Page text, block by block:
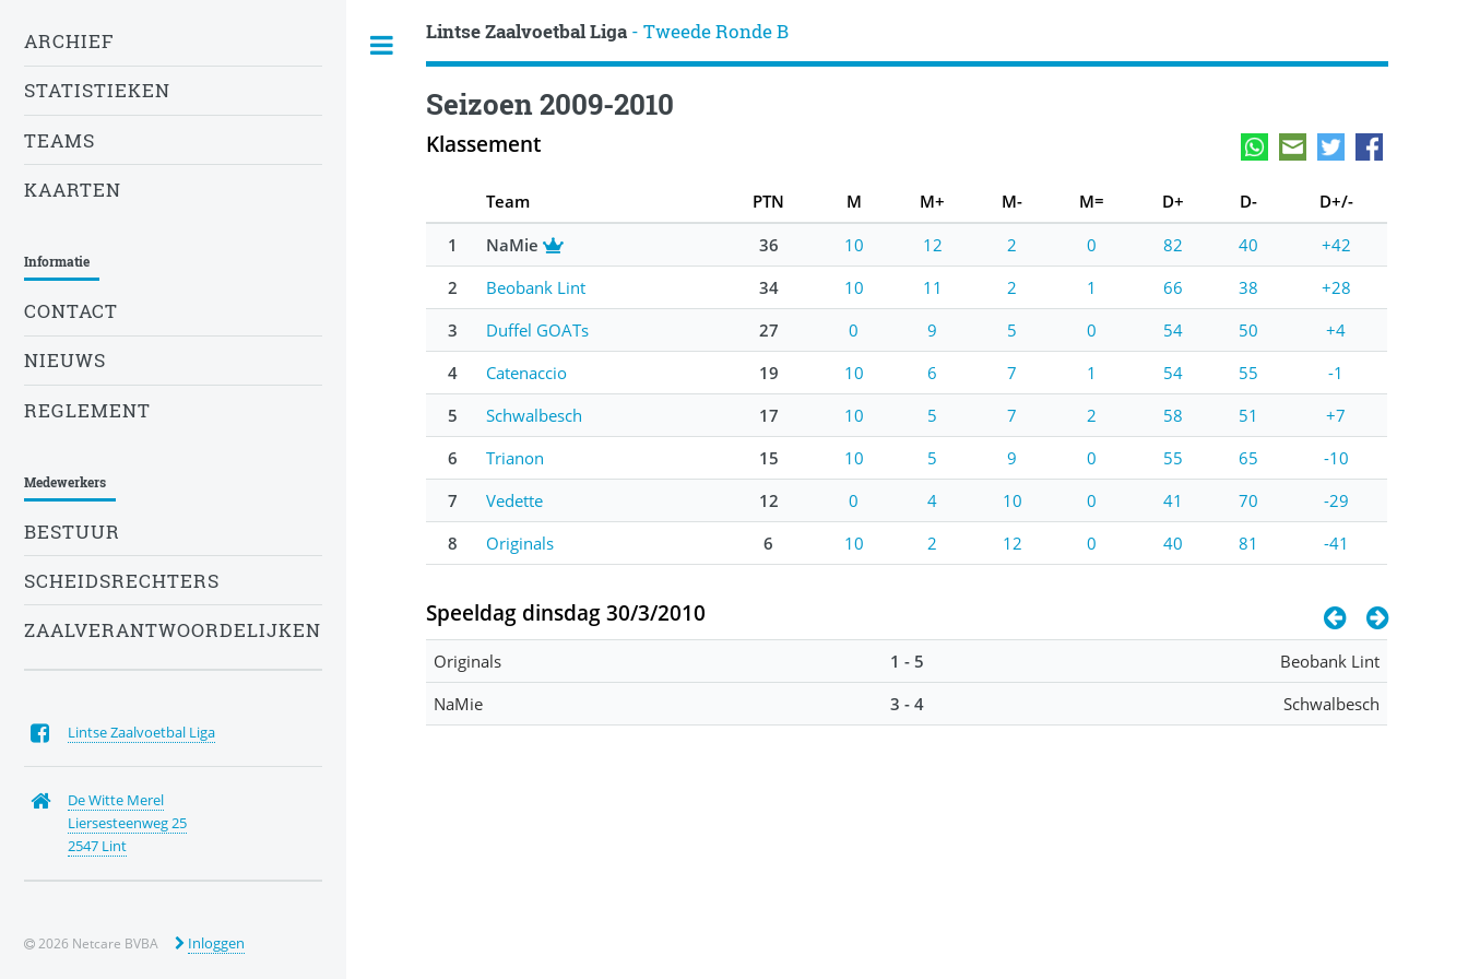
Lintse Zaalvoetbal Liga - Tweede Ronde B
Seizoen 2009-2010
Klassement
Team PTN M M+ M- M= D+ D-
D+/-
1
NaMie 36 10 12 2 0 82 40
+42
2
Beobank Lint 34 10 11 2 1 66 38
+28
3
Duffel GOATs 27 0 9 5 0 54 50
+4
4
Catenaccio 19 10 6 7 1 54 55
-1
5
Schwalbesch 17 10 5 7 2 58 51
+7
6
Trianon 15 10 5 9 0 55 65
-10
7
Vedette 12 0 4 10 0 41 70
-29
8
Originals 6 10 2 12 0 40 81 -41
Speeldag dinsdag 30/3/2010
Originals 1 - 5
Beobank Lint
NaMie
3 - 4 Schwalbesch
ARCHIEF
STATISTIEKEN
TEAMS
KAARTEN
Informatie
CONTACT
NIEUWS
REGLEMENT
Medewerkers
BESTUUR
SCHEIDSRECHTERS
ZAALVERANTWOORDELIJKEN
Lintse Zaalvoetbal Liga
De Witte Merel
Liersesteenweg 25
2547 Lint
2026 Netcare BVBA Inloggen